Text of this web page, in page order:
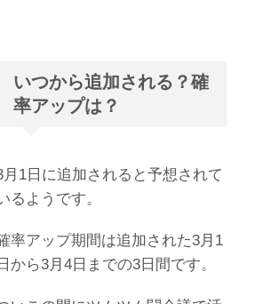
いつから追加される？確
率アップは？
月1日に追加されると予想されて
るようです。
率アップ期間は追加された3月1
日から3月4日までの3日間です。